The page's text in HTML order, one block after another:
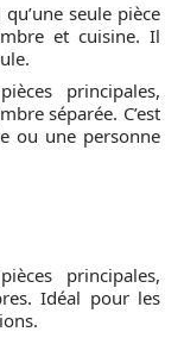
seule pièce
et cuisine. Il
principales,
séparée. C’est
ou une personne
principales,
Idéal pour les